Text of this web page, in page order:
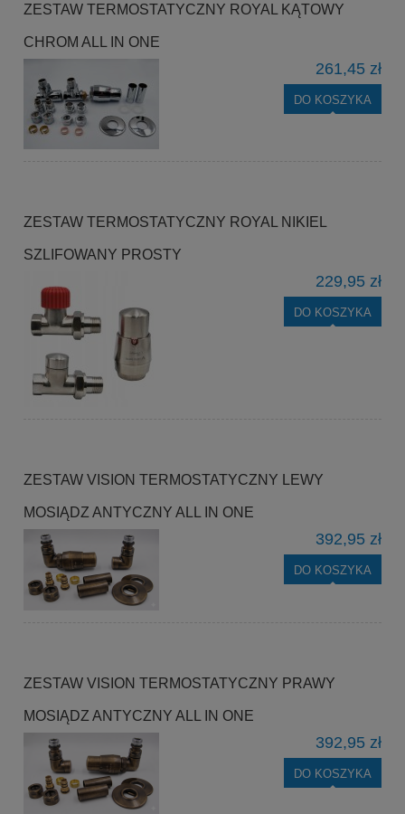
ZESTAW TERMOSTATYCZNY ROYAL KĄTOWY
CHROM ALL IN ONE
261,45 zł
DO KOSZYKA
ZESTAW TERMOSTATYCZNY ROYAL NIKIEL
SZLIFOWANY PROSTY
229,95 zł
DO KOSZYKA
ZESTAW VISION TERMOSTATYCZNY LEWY
MOSIĄDZ ANTYCZNY ALL IN ONE
392,95 zł
DO KOSZYKA
ZESTAW VISION TERMOSTATYCZNY PRAWY
MOSIĄDZ ANTYCZNY ALL IN ONE
392,95 zł
DO KOSZYKA